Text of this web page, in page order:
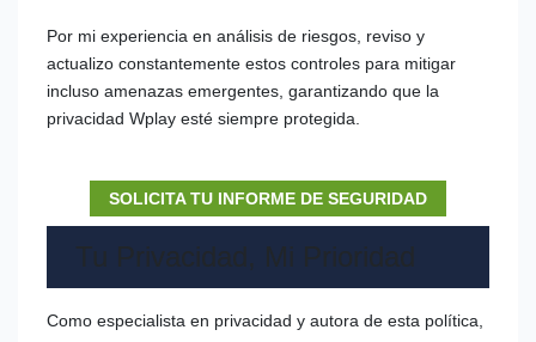
Por mi experiencia en análisis de riesgos, reviso y
actualizo constantemente estos controles para mitigar
incluso amenazas emergentes, garantizando que la
privacidad Wplay esté siempre protegida.
SOLICITA TU INFORME DE SEGURIDAD
Tu Privacidad, Mi Prioridad
Como especialista en privacidad y autora de esta política,